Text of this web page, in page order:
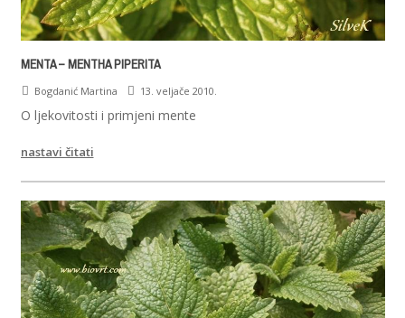
MENTA – MENTHA PIPERITA
Bogdanić Martina 13. veljače 2010.
O ljekovitosti i primjeni mente
nastavi čitati